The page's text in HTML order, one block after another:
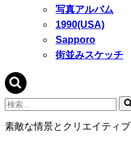
写真アルバム
1990(USA)
Sapporo
街並みスケッチ
検
索...
素敵な情景とクリエイティブ